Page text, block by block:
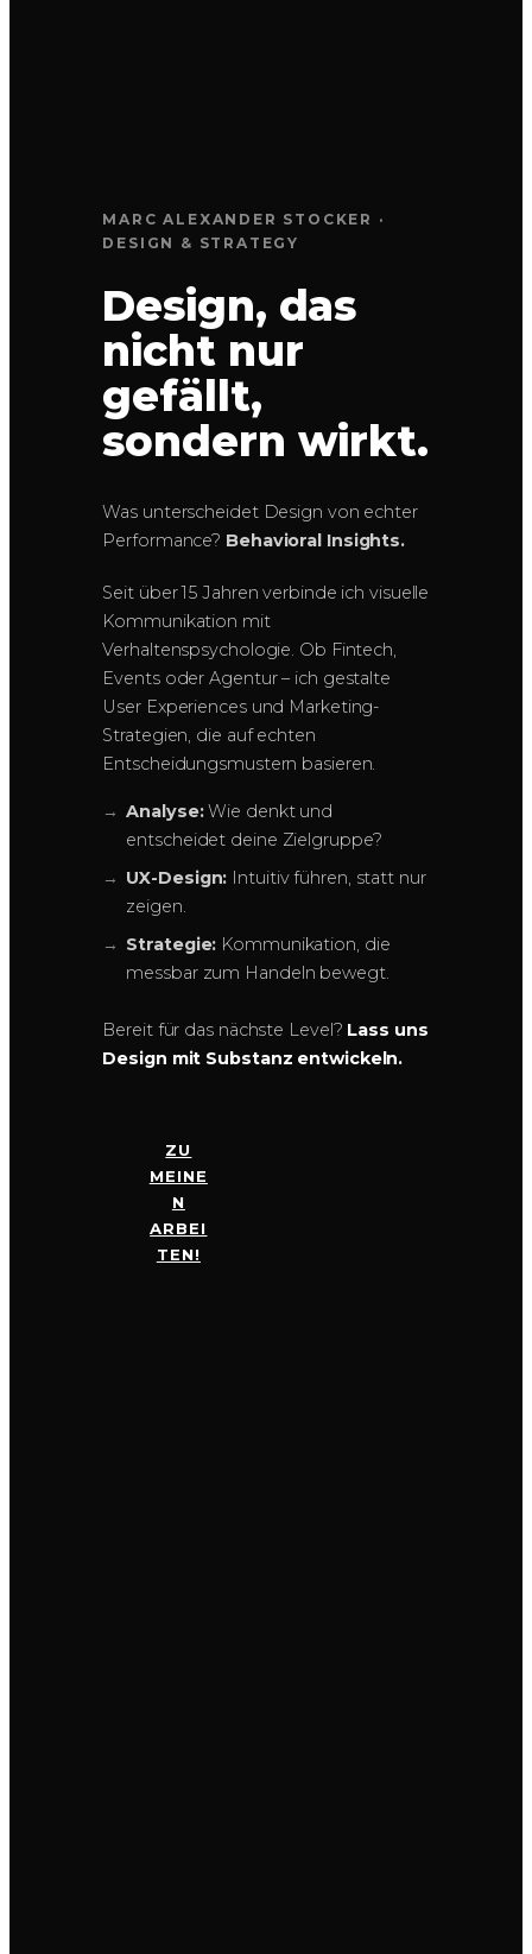
MARC ALEXANDER STOCKER ·
DESIGN & STRATEGY
Design, das
nicht nur
gefällt,
sondern wirkt.
Was unterscheidet Design von echter
Performance? Behavioral Insights.
Seit über 15 Jahren verbinde ich visuelle
Kommunikation mit
Verhaltenspsychologie. Ob Fintech,
Events oder Agentur – ich gestalte
User Experiences und Marketing-
Strategien, die auf echten
Entscheidungsmustern basieren.
Analyse:Wie denkt und
entscheidet deine Zielgruppe?
UX-Design: Intuitiv führen, statt nur
zeigen.
Strategie: Kommunikation, die
messbar zum Handeln bewegt.
Bereit für das nächste Level? Lass uns
Design mit Substanz entwickeln.
ZU
MEINE
N
ARBEI
TEN!